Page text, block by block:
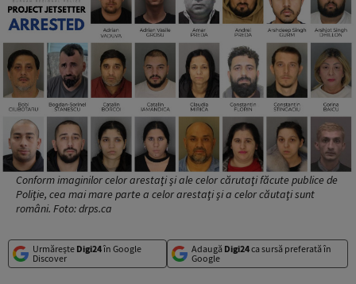
Conform imaginilor celor arestaţi şi ale celor cărutaţi făcute publice de
Poliţie, cea mai mare parte a celor arestaţi şi a celor căutaţi sunt
români. Foto: drps.ca
Urmărește Digi24în Google
Discover
Adaugă Digi24ca sursă preferată în
Google